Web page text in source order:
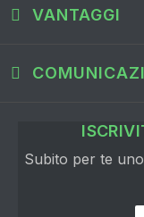
VANTAGGI
Subito per te